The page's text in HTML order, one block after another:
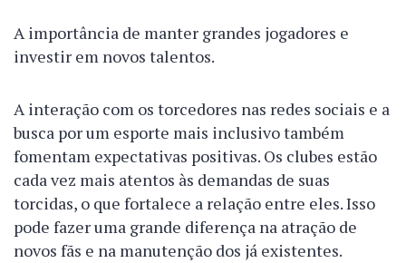
A importância de manter grandes jogadores e
investir em novos talentos.
A interação com os torcedores nas redes sociais e a
busca por um esporte mais inclusivo também
fomentam expectativas positivas. Os clubes estão
cada vez mais atentos às demandas de suas
torcidas, o que fortalece a relação entre eles. Isso
pode fazer uma grande diferença na atração de
novos fãs e na manutenção dos já existentes.